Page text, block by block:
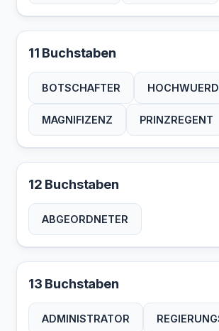
11 Buchstaben
BOTSCHAFTER
MAGNIFIZENZ PRINZREGENT
12 Buchstaben
ABGEORDNETER
13 Buchstaben
ADMINISTRATOR